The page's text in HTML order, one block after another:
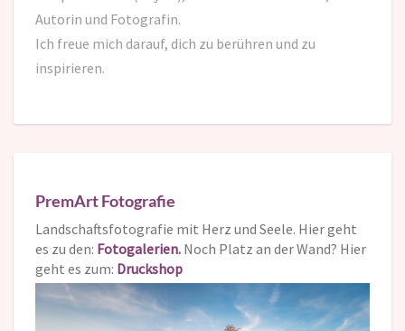
Autorin und Fotografin.
Ich freue mich darauf, dich zu berühren und zu
inspirieren.
PremArt Fotografie
Landschaftsfotografie mit Herz und Seele. Hier geht
es zu den: Fotogalerien. Noch Platz an der Wand? Hier
geht es zum: Druckshop